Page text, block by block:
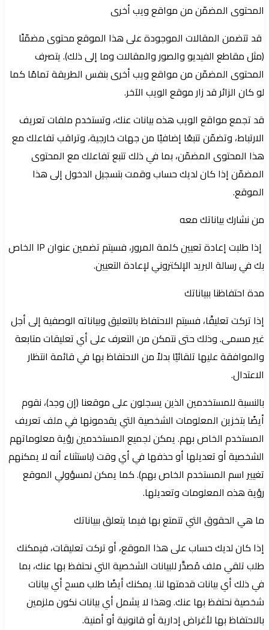
المحتوى المضمّن من مواقع ويب أخرى
قد تتضمن المقالات الموجودة على هذا الموقع محتوى مضمّنًا
(مثل مقاطع الفيديو والصور والمقالات وما إلى ذلك). يتصرف
المحتوى المضمّن من مواقع ويب أخرى بنفس الطريقة تمامًا كما
لو كان الزائر قد زار موقع الويب الآخر.
قد تجمع مواقع الويب هذه بيانات عنك، وتستخدم ملفات تعريف
الارتباط، وتضمّن تتبعًا إضافيًا من جهات خارجية، وتراقب تفاعلك مع
هذا المحتوى المضمّن، بما في ذلك تتبع تفاعلك مع المحتوى
المضمّن إذا كان لديك حساب وقمت بتسجيل الدخول إلى هذا
الموقع.
من نشارك بياناتك معه
إذا طلبت إعادة تعيين كلمة المرور، فسيتم تضمين عنوان IP الخاص
بك في رسالة البريد الإلكتروني لإعادة التعيين.
مدة احتفاظنا ببياناتك
إذا تركت تعليقًا، فسيتم الاحتفاظ بالتعليق وبياناته الوصفية إلى أجل
غير مسمى. وذلك حتى نتمكن من التعرف على أي تعليقات متابعة
والموافقة عليها تلقائيًا بدلاً من الاحتفاظ بها في قائمة انتظار
الاعتدال.
بالنسبة للمستخدمين الذين يسجلون على موقعنا (إن وجد)، نقوم
أيضًا بتخزين المعلومات الشخصية التي يقدمونها في ملف تعريف
المستخدم الخاص بهم. يمكن لجميع المستخدمين رؤية معلوماتهم
الشخصية أو تعديلها أو حذفها في أي وقت (باستثناء أنه لا يمكنهم
تغيير اسم المستخدم الخاص بهم). كما يمكن لمسؤولي الموقع
رؤية هذه المعلومات وتعديلها.
ما هي الحقوق التي تتمتع بها فيما يتعلق ببياناتك
إذا كان لديك حساب على هذا الموقع، أو تركت تعليقات، فيمكنك
طلب تلقي ملف مُصدَّر للبيانات الشخصية التي نحتفظ بها عنك، بما
في ذلك أي بيانات قدمتها لنا. يمكنك أيضًا طلب مسح أي بيانات
شخصية نحتفظ بها عنك. وهذا لا يشمل أي بيانات نكون ملزمين
بالاحتفاظ بها لأغراض إدارية أو قانونية أو أمنية.